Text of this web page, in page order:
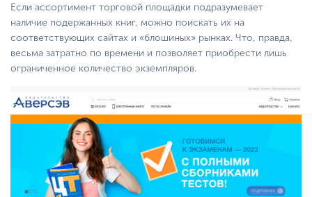
Если ассортимент торговой площадки подразумевает
наличие подержанных книг, можно поискать их на
соответствующих сайтах и «блошиных» рынках. Что, правда,
весьма затратно по времени и позволяет приобрести лишь
ограниченное количество экземпляров.